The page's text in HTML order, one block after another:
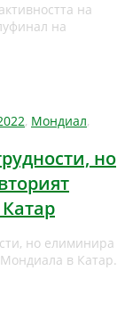
на
на
, Мондиал,
но
но елиминира
в Катар.